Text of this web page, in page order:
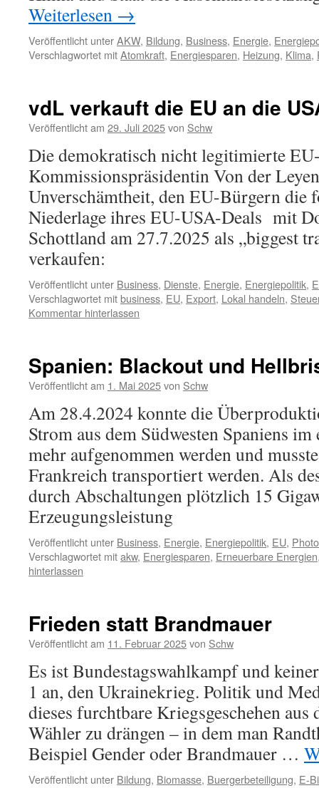
Weiterlesen →
Veröffentlicht unterAKW, Bildung, Business, Energie,
Verschlagwortet mitAtomkraft, Energiesparen, Heizung, Klima,
vdL verkauft die EU an die
Veröffentlicht am 29. Juli 2025von Schw
Die demokratisch nicht legitimierte
Kommissionspräsidentin Von der
Unverschämtheit, den EU-Bürgern die
Niederlage ihres EU-USA-Deals mit
Schottland am 27.7.2025 als „biggest
verkaufen:
Veröffentlicht unter Business, Dienste, Energie, Energiepolitik,
Verschlagwortet mitbusiness, EU, Export, Lokal handeln,
Kommentar hinterlassen
Spanien: Blackout und
Veröffentlicht am 1. Mai 2025von Schw
Am 28.4.2024 konnte die
Strom aus dem Südwesten Spaniens
mehr aufgenommen werden und
Frankreich transportiert werden. Als
durch Abschaltungen plötzlich 15
Erzeugungsleistung
Veröffentlicht unter Business, Energie, Energiepolitik, EU,
Verschlagwortet mitakw, Energiesparen, Erneuerbare Energien
hinterlassen
Frieden statt Brandmauer
Veröffentlicht am 11. Februar 2025von Schw
Es ist Bundestagswahlkampf und
1 an, den Ukrainekrieg. Politik und
dieses furchtbare Kriegsgeschehen aus
Wähler zu drängen – in dem man
Beispiel Gender oder Brandmauer …
Veröffentlicht unter Bildung, Biomasse, Buergerbeteiligung, E-